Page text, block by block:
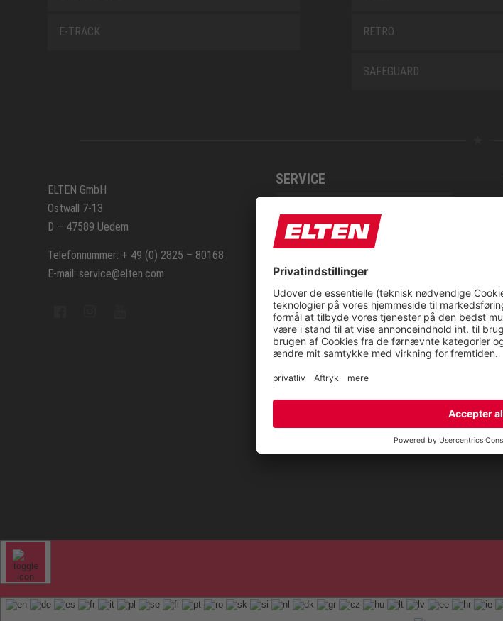
E-TRACK RETRO
SAFEGUARD
ELTEN GmbH
Ostwall 7-13
D – 47589 Uedem
Telefonnummer: + 49 (0) 2825 – 80168
E-mail: service@elten.com
SERVICE
Reparationsservice fra ELTEN
Sitemap